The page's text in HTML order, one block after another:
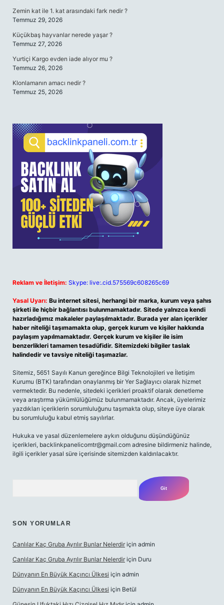
Zemin kat ile 1. kat arasındaki fark nedir ?
Temmuz 29, 2026
Küçükbaş hayvanlar nerede yaşar ?
Temmuz 27, 2026
Yurtiçi Kargo evden iade alıyor mu ?
Temmuz 26, 2026
Klonlamanın amacı nedir ?
Temmuz 25, 2026
Reklam ve İletişim: Skype: live:.cid.575569c608265c69
Yasal Uyarı: Bu internet sitesi, herhangi bir marka, kurum veya şahıs
şirketi ile hiçbir bağlantısı bulunmamaktadır. Sitede yalnızca kendi
hazırladığımız makaleler paylaşılmaktadır. Burada yer alan içerikler
haber niteliği taşımamakta olup, gerçek kurum ve kişiler hakkında
paylaşım yapılmamaktadır. Gerçek kurum ve kişiler ile isim
benzerlikleri tamamen tesadüfidir. Sitemizdeki bilgiler taslak
halindedir ve tavsiye niteliği taşımazlar.
Sitemiz, 5651 Sayılı Kanun gereğince Bilgi Teknolojileri ve İletişim
Kurumu (BTK) tarafından onaylanmış bir Yer Sağlayıcı olarak hizmet
vermektedir. Bu nedenle, sitedeki içerikleri proaktif olarak denetleme
veya araştırma yükümlülüğümüz bulunmamaktadır. Ancak, üyelerimiz
yazdıkları içeriklerin sorumluluğunu taşımakta olup, siteye üye olarak
bu sorumluluğu kabul etmiş sayılırlar.
Hukuka ve yasal düzenlemelere aykırı olduğunu düşündüğünüz
içerikleri, backlinkpanelicomtr@gmail.com adresine bildirmeniz halinde,
ilgili içerikler yasal süre içerisinde sitemizden kaldırılacaktır.
SON YORUMLAR
Canlılar Kaç Gruba Ayrılır Bunlar Nelerdir için admin
Canlılar Kaç Gruba Ayrılır Bunlar Nelerdir için Duru
Dünyanın En Büyük Kaçıncı Ülkesi için admin
Dünyanın En Büyük Kaçıncı Ülkesi için Betül